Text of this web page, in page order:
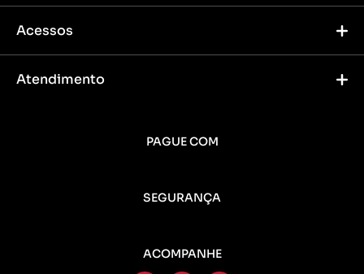
Acessos
Atendimento
PAGUE COM
SEGURANÇA
ACOMPANHE